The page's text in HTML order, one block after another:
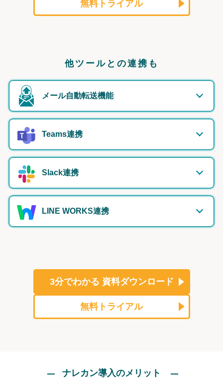
無料トライアル
他ツールとの連携も
メール自動転送機能
Teams連携
Slack連携
LINE WORKS連携
3分でわかる 資料ダウンロード
無料トライアル
ナレカン導入のメリット